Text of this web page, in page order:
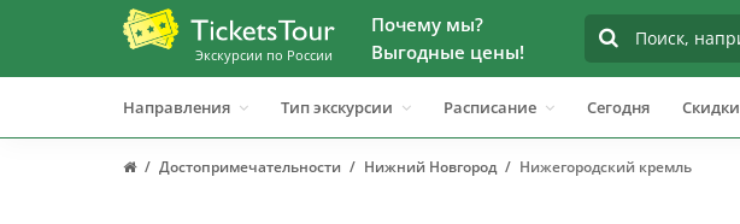
Экскурсии по России
Почему мы?
Выгодные цены!
Направления Тип экскурсии Расписание Сегодня Скидки
Достопримечательности Нижний Новгород Нижегородский кремль